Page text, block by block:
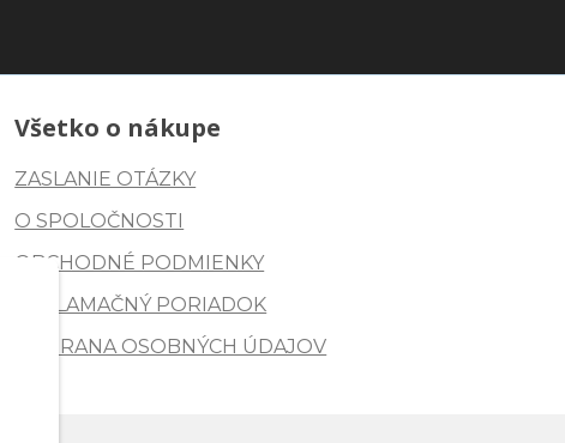
Všetko o nákupe
ZASLANIE OTÁZKY
O SPOLOČNOSTI
OBCHODNÉ PODMIENKY
REKLAMAČNÝ PORIADOK
OCHRANA OSOBNÝCH ÚDAJOV